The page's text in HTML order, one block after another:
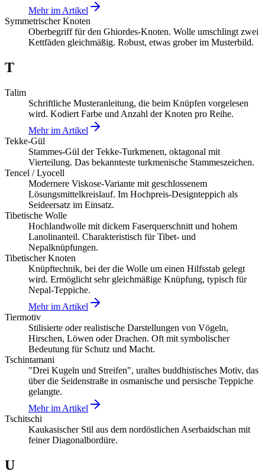
Mehr im Artikel
Symmetrischer Knoten
Oberbegriff für den Ghiordes-Knoten. Wolle umschlingt zwei
Kettfäden gleichmäßig. Robust, etwas grober im Musterbild.
T
Talim
Schriftliche Musteranleitung, die beim Knüpfen vorgelesen
wird. Kodiert Farbe und Anzahl der Knoten pro Reihe.
Mehr im Artikel
Tekke-Gül
Stammes-Gül der Tekke-Turkmenen, oktagonal mit
Vierteilung. Das bekannteste turkmenische Stammeszeichen.
Tencel / Lyocell
Modernere Viskose-Variante mit geschlossenem
Lösungsmittelkreislauf. Im Hochpreis-Designteppich als
Seideersatz im Einsatz.
Tibetische Wolle
Hochlandwolle mit dickem Faserquerschnitt und hohem
Lanolinanteil. Charakteristisch für Tibet- und
Nepalknüpfungen.
Tibetischer Knoten
Knüpftechnik, bei der die Wolle um einen Hilfsstab gelegt
wird. Ermöglicht sehr gleichmäßige Knüpfung, typisch für
Nepal-Teppiche.
Mehr im Artikel
Tiermotiv
Stilisierte oder realistische Darstellungen von Vögeln,
Hirschen, Löwen oder Drachen. Oft mit symbolischer
Bedeutung für Schutz und Macht.
Tschintamani
"Drei Kugeln und Streifen", uraltes buddhistisches Motiv, das
über die Seidenstraße in osmanische und persische Teppiche
gelangte.
Mehr im Artikel
Tschitschi
Kaukasischer Stil aus dem nordöstlichen Aserbaidschan mit
feiner Diagonalbordüre.
U